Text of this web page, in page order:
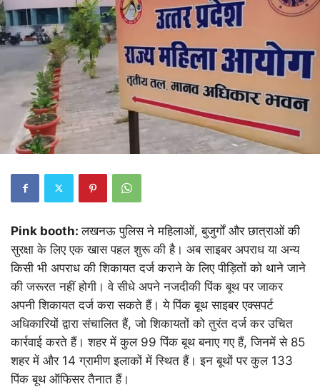
Pink booth:लखनऊ पुलिस ने महिलाओं, बुजुर्गों और छात्राओं की
सुरक्षा के लिए एक खास पहल शुरू की है। अब साइबर अपराध या अन्य
किसी भी अपराध की शिकायत दर्ज कराने के लिए पीड़ितों को थाने जाने
की जरूरत नहीं होगी। वे सीधे अपने नजदीकी पिंक बूथ पर जाकर
अपनी शिकायत दर्ज करा सकते हैं। ये पिंक बूथ साइबर एक्सपर्ट
अधिकारियों द्वारा संचालित हैं, जो शिकायतों को तुरंत दर्ज कर उचित
कार्रवाई करते हैं। शहर में कुल 99 पिंक बूथ बनाए गए हैं, जिनमें से 85
शहर में और 14 ग्रामीण इलाकों में स्थित हैं। इन बूथों पर कुल 133
पिंक बूथ ऑफिसर तैनात हैं।